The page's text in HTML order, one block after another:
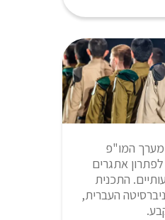
המו"פ
לפתרון אתגרים
התכנית
העברית,